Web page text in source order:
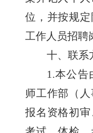
位，并按规
工作人员招聘
十、联系
1.本公告
师工作部（
报名资格初审